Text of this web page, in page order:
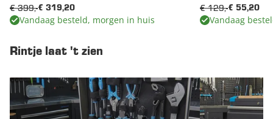
€ 319,20
€ 399,-
Vandaag besteld, morgen in huis
€ 55,20
€ 129,-
Vandaag
Rintje laat 't zien